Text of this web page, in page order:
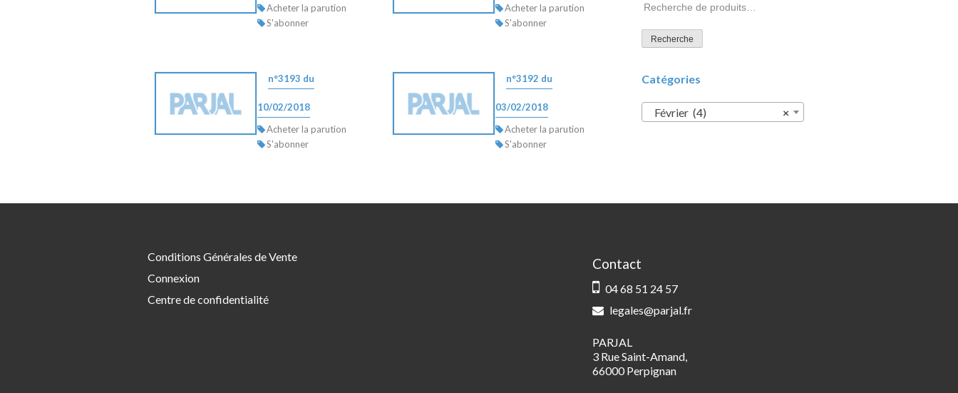
Acheter la parution
S'abonner
Acheter la parution
S'abonner
n°3193 du
10/02/2018
Acheter la parution
S'abonner
n°3192 du
03/02/2018
Acheter la parution
S'abonner
pour :
Recherche
Catégories
×
Février (4)
Conditions Générales de Vente
Connexion
Centre de confidentialité
Contact
04 68 51 24 57
legales@parjal.fr
PARJAL
3 Rue Saint-Amand,
66000 Perpignan